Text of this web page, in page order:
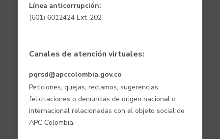
Línea anticorrupción:
(601) 6012424 Ext. 202
Canales de atención virtuales:
pqrsd@apccolombia.gov.co
Peticiones, quejas, reclamos, sugerencias,
felicitaciones o denuncias de origen nacional o
internacional relacionadas con el objeto social de
APC Colombia.